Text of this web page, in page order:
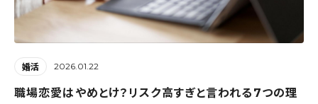
婚活 2026.01.22
職場恋愛はやめとけ？リスク高すぎと言われる7つの理